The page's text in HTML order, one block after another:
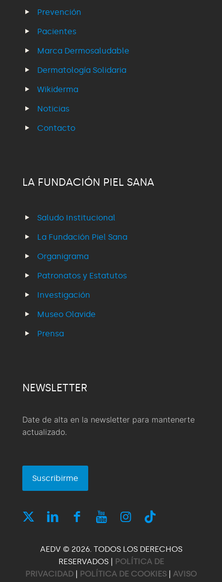
Prevención
Pacientes
Marca Dermosaludable
Dermatología Solidaria
Wikiderma
Noticias
Contacto
LA FUNDACIÓN PIEL SANA
Saludo Institucional
La Fundación Piel Sana
Organigrama
Patronatos y Estatutos
Investigación
Museo Olavide
Prensa
NEWSLETTER
Date de alta en la newsletter para mantenerte
actualizado.
Suscribirme
AEDV © 2026. TODOS LOS DERECHOS
RESERVADOS | POLÍTICA DE
PRIVACIDAD | POLÍTICA DE COOKIES | AVISO